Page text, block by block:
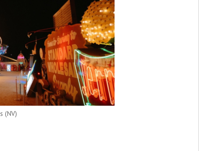
(NV)